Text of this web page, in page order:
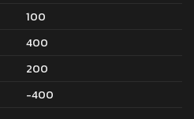
100
400
200
-400